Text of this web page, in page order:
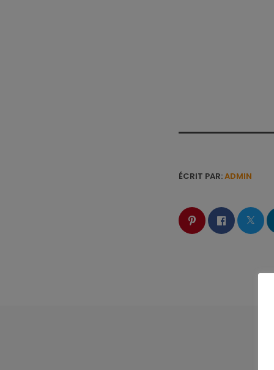
ÉCRIT PAR:ADMIN